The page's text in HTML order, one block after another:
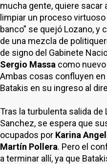
mucha gente, quiere sacar
limpiar un proceso
banco” se quejó Lozano, y
de una mezcla de
de signo del Gabinete
Sergio Massa como
Ambas cosas confluyen
Batakis en su ingreso al
Tras la turbulenta salida de
Sanchez, se espera que
ocupados por Karina
Martín Pollera. Pero el
a terminar allí, ya que